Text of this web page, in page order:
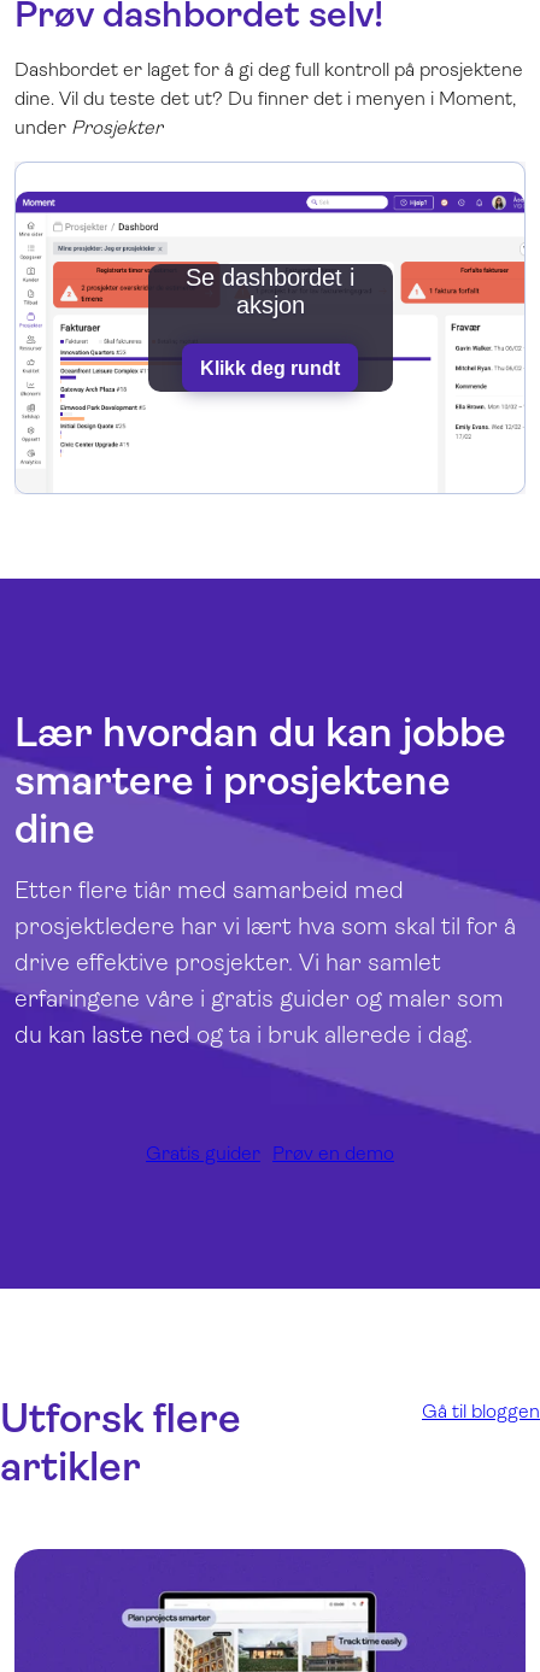
Prøv dashbordet selv!
Dashbordet er laget for å gi deg full kontroll på prosjektene
dine. Vil du teste det ut? Du finner det i menyen i Moment,
under Prosjekter
Se dashbordet i
aksjon
Klikk deg rundt
Lær hvordan du kan jobbe
smartere i prosjektene
dine
Etter flere tiår med samarbeid med
prosjektledere har vi lært hva som skal til for å
drive effektive prosjekter. Vi har samlet
erfaringene våre i gratis guider og maler som
du kan laste ned og ta i bruk allerede i dag.
Gratis guider Prøv en demo
Utforsk flere
artikler
Gå til bloggen